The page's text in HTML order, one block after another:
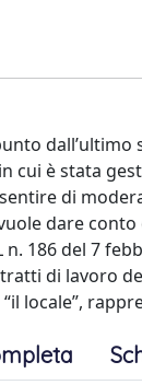
cui è stata
di
dare
n. 186 del 7
di lavoro
locale”,